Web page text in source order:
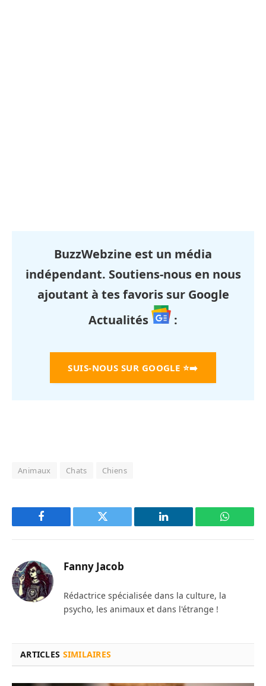
BuzzWebzine est un média
indépendant. Soutiens-nous en nous
ajoutant à tes favoris sur Google
Actualités
:
SUIS-NOUS SUR GOOGLE ⭐➡️
Animaux Chats Chiens
Facebook Twitter LinkedIn
Fanny Jacob
Rédactrice spécialisée dans la culture, la
psycho, les animaux et dans l'étrange !
ARTICLES SIMILAIRES